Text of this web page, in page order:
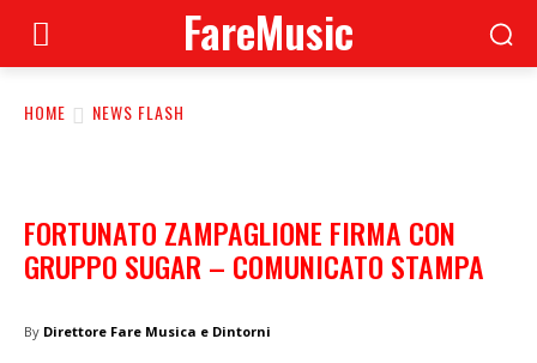
FareMusic
HOME NEWS FLASH
FORTUNATO ZAMPAGLIONE FIRMA CON
GRUPPO SUGAR – COMUNICATO STAMPA
By Direttore Fare Musica e Dintorni